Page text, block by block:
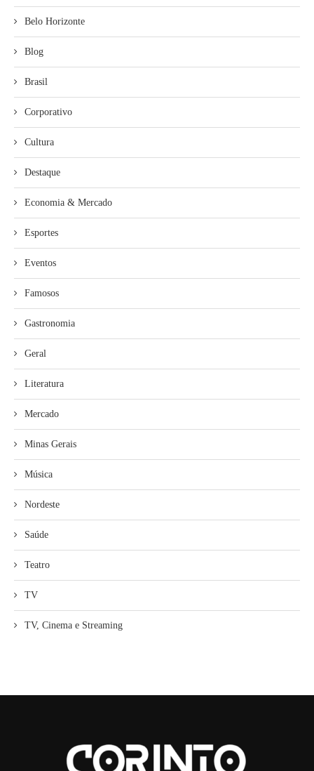
Belo Horizonte
Blog
Brasil
Corporativo
Cultura
Destaque
Economia & Mercado
Esportes
Eventos
Famosos
Gastronomia
Geral
Literatura
Mercado
Minas Gerais
Música
Nordeste
Saúde
Teatro
TV
TV, Cinema e Streaming